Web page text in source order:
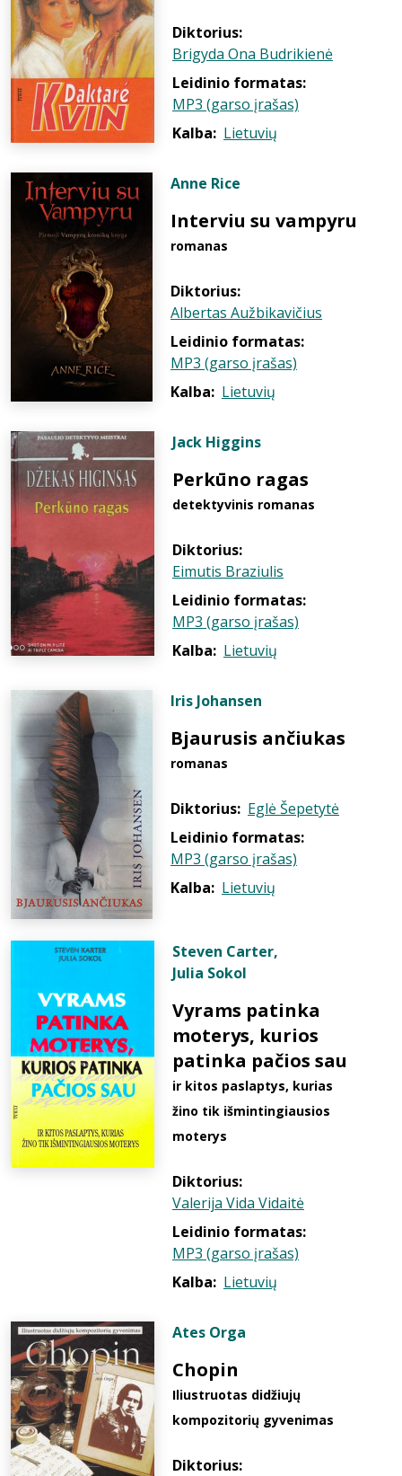
Diktorius:
Brigyda Ona Budrikienė
Leidinio formatas:
MP3 (garso įrašas)
Kalba: Lietuvių
Anne Rice
Interviu su vampyru
romanas
Diktorius:
Albertas Aužbikavičius
Leidinio formatas:
MP3 (garso įrašas)
Kalba: Lietuvių
Jack Higgins
Perkūno ragas
detektyvinis romanas
Diktorius:
Eimutis Braziulis
Leidinio formatas:
MP3 (garso įrašas)
Kalba: Lietuvių
Iris Johansen
Bjaurusis ančiukas
romanas
Diktorius: Eglė Šepetytė
Leidinio formatas:
MP3 (garso įrašas)
Kalba: Lietuvių
Steven Carter,
Julia Sokol
Vyrams patinka
moterys, kurios
patinka pačios sau
ir kitos paslaptys, kurias
žino tik išmintingiausios
moterys
Diktorius:
Valerija Vida Vidaitė
Leidinio formatas:
MP3 (garso įrašas)
Kalba: Lietuvių
Ates Orga
Chopin
Iliustruotas didžiujų
kompozitorių gyvenimas
Diktorius: